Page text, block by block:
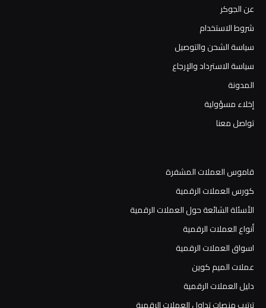
عن الجوكر
شروط الاستخدام
سياسة الشحن والتوصيل
سياسة الاسترداد والإرجاع
المدونة
إخلاء مسؤولية
تواصل معنا
قاموس العملات المشفرة
كورس العملات الرقمية
الأسئلة الشائعة حول العملات الرقمية
أنواع العملات الرقمية
اسواق العملات الرقمية
عملات الميم كوين
دليل العملات الرقمية
ترتيب منصات تداول العملات الرقمية